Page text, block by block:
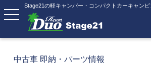
Stage21の軽キャンパー・コンパクトカーキャン
中古車 即納・パーツ情報